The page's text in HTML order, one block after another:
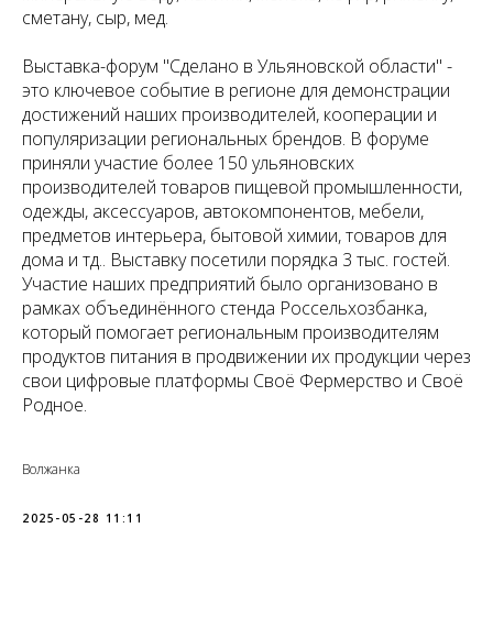
сметану, сыр, мед.
Выставка-форум "Сделано в Ульяновской области" -
это ключевое событие в регионе для демонстрации
достижений наших производителей, кооперации и
популяризации региональных брендов. В форуме
приняли участие более 150 ульяновских
производителей товаров пищевой промышленности,
одежды, аксессуаров, автокомпонентов, мебели,
предметов интерьера, бытовой химии, товаров для
дома и тд.. Выставку посетили порядка 3 тыс. гостей.
Участие наших предприятий было организовано в
рамках объединённого стенда Россельхозбанка,
который помогает региональным производителям
продуктов питания в продвижении их продукции через
свои цифровые платформы Своё Фермерство и Своё
Родное.
Волжанка
2025-05-28 11:11